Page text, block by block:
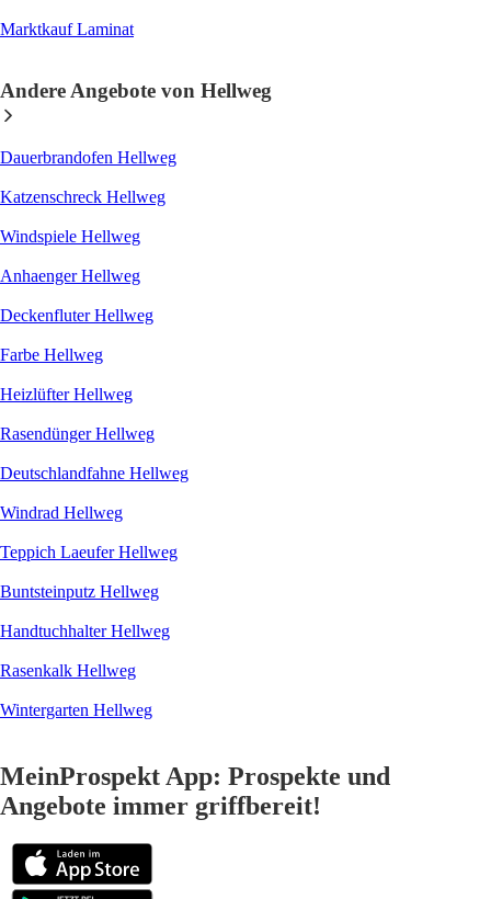
Marktkauf Laminat
Andere Angebote von Hellweg
Dauerbrandofen Hellweg
Katzenschreck Hellweg
Windspiele Hellweg
Anhaenger Hellweg
Deckenfluter Hellweg
Farbe Hellweg
Heizlüfter Hellweg
Rasendünger Hellweg
Deutschlandfahne Hellweg
Windrad Hellweg
Teppich Laeufer Hellweg
Buntsteinputz Hellweg
Handtuchhalter Hellweg
Rasenkalk Hellweg
Wintergarten Hellweg
MeinProspekt App: Prospekte und
Angebote immer griffbereit!